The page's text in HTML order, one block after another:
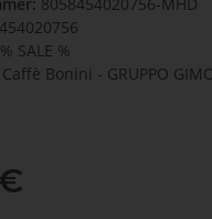
8058454020756-MHD
% SALE %
Caffè Bonini - GRUPPO